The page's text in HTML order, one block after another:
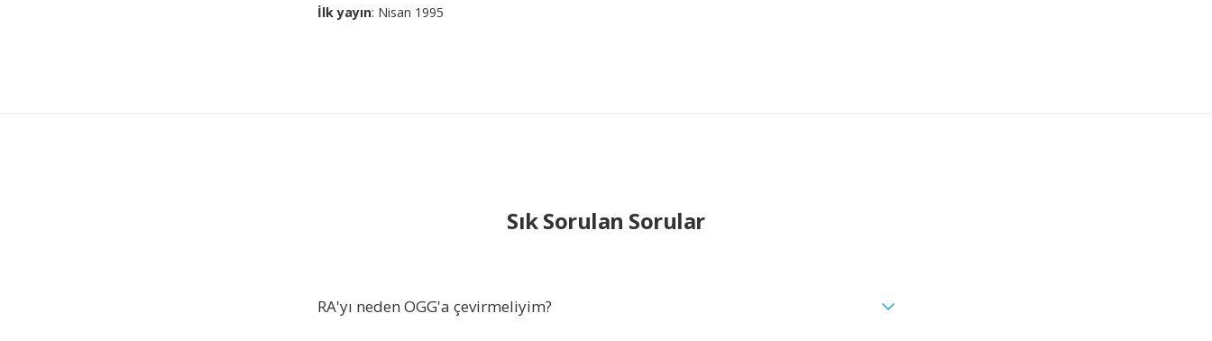
İlk yayın: Nisan 1995
Sık Sorulan Sorular
RA'yı neden OGG'a çevirmeliyim?